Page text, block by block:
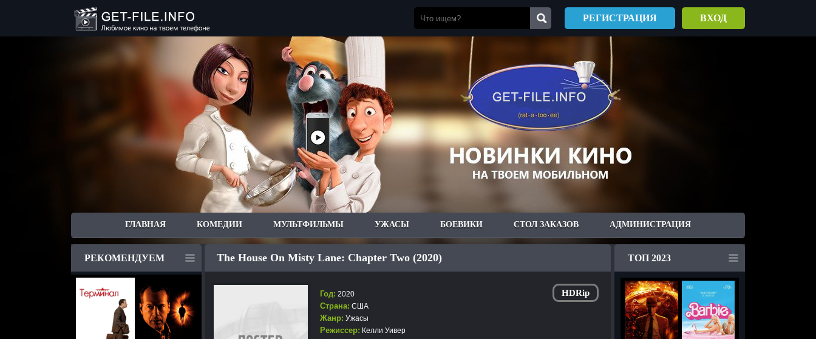
РЕГИСТРАЦИЯ ВХОД
ГЛАВНАЯ КОМЕДИИ МУЛЬТФИЛЬМЫ УЖАСЫ БОЕВИКИ СТОЛ ЗАКАЗОВ АДМИНИСТРАЦИЯ
РЕКОМЕНДУЕМ
HDRip
The House On Misty Lane: Chapter Two (2020)
Год: 2020
Страна: США
Жанр: Ужасы
Режиссер: Келли Уивер
ТОП 2023